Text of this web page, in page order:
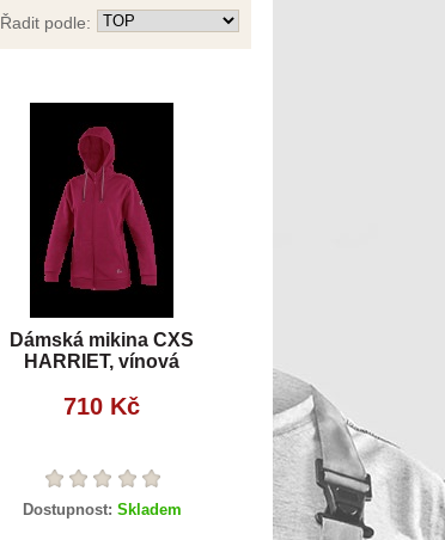
Řadit podle:
Dámská mikina CXS
HARRIET, vínová
710 Kč
Dostupnost: Skladem